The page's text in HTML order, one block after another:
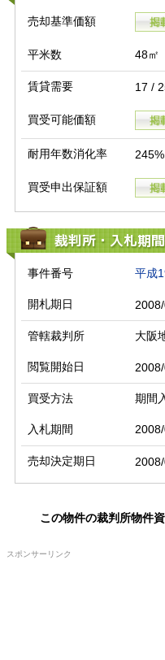
売却基準価額
平米数 48㎡
賃貸需要 17 /
買受可能価額
耐用年数消化率 245%
買受申出保証額
裁判所・入札期
事件番号 平成
開札期日
管轄裁判所 大阪
閲覧開始日
買受方法 期間
入札期間
売却決定期日
この物件の裁判所物件
スポンサーリンク